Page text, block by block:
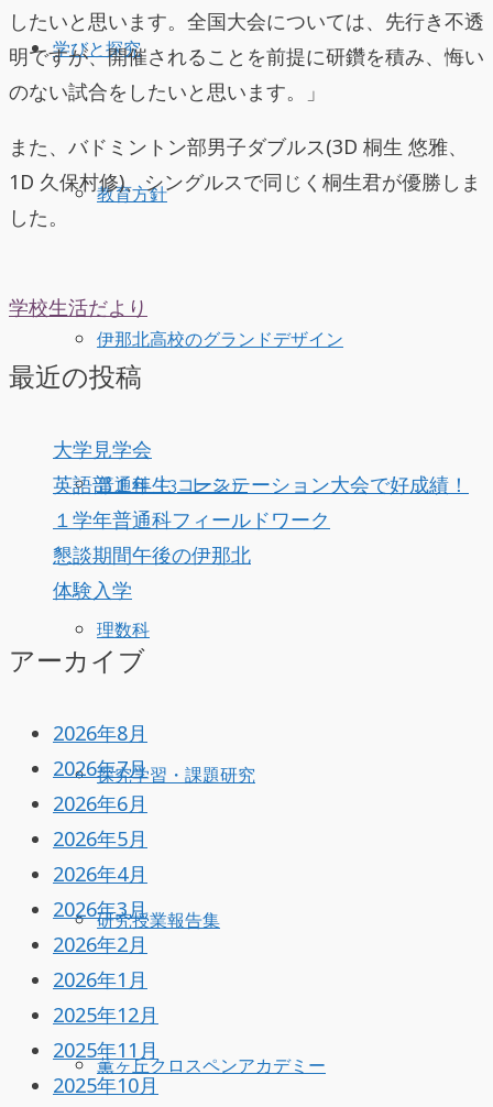
学びと探究
教育方針
伊那北高校のグランドデザイン
普通科（3コース）
理数科
探究学習・課題研究
研究授業報告集
薫ヶ丘クロスペンアカデミー
したいと思います。全国大会については、先行き不透
明ですが、開催されることを前提に研鑽を積み、悔い
のない試合をしたいと思います。」
また、バドミントン部男子ダブルス(3D 桐生 悠雅、
1D 久保村修)、シングルスで同じく桐生君が優勝しま
した。
学校生活だより
最近の投稿
大学見学会
英語部１年生 レシテーション大会で好成績！
１学年普通科フィールドワーク
懇談期間午後の伊那北
体験入学
アーカイブ
2026年8月
2026年7月
2026年6月
2026年5月
2026年4月
2026年3月
2026年2月
2026年1月
2025年12月
2025年11月
2025年10月